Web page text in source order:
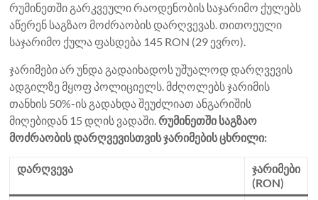
რუმინეთში გარკვეული რაოდენობის საჯარიმო ქულებს
აწერენ საგზაო მოძრაობის დარღვევას. თითოეული
საჯარიმო ქულა ფასდება 145 RON (29 ევრო).
ჯარიმები არ უნდა გადაიხადოს უშუალოდ დარღვევის
ადგილზე მყოფ პოლიციელს. მძღოლებს ჯარიმის
თანხის 50%-ის გადახდა შეუძლიათ ანგარიშის
მიღებიდან 15 დღის ვადაში.რუმინეთში საგზაო
მოძრაობის დარღვევისთვის ჯარიმების ცხრილი:
დარღვევა
ჯარიმები
(RON)